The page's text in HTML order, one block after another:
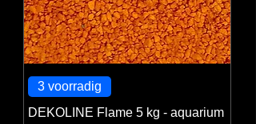
3 voorradig
DEKOLINE Flame 5 kg - aquarium